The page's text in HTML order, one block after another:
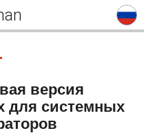
версия
для системных